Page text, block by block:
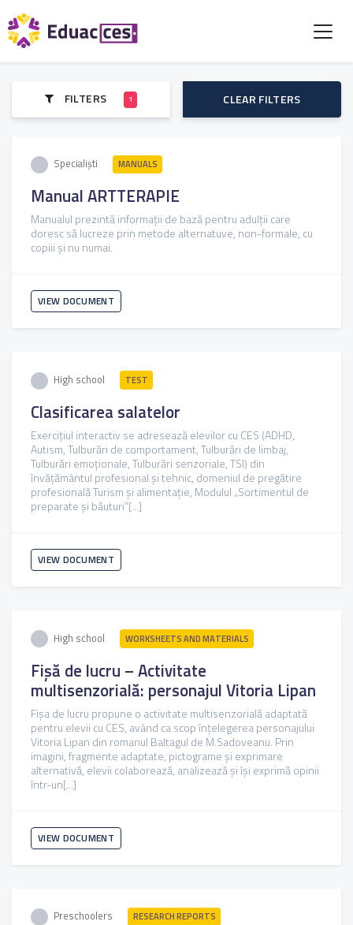
FILTERS 1 CLEAR FILTERS
Specialiști MANUALS
Manual ARTTERAPIE
Manualul prezintă informații de bază pentru adulții care
doresc să lucreze prin metode alternatuve, non-formale, cu
copiii și nu numai.
VIEW DOCUMENT
High school TEST
Clasificarea salatelor
Exercițiul interactiv se adresează elevilor cu CES (ADHD,
Autism, Tulburări de comportament, Tulburări de limbaj,
Tulburări emoționale, Tulburări senzoriale, TSI) din
învățământul profesional și tehnic, domeniul de pregătire
profesională Turism și alimentație, Modulul „Sortimentul de
preparate şi băuturi”[...]
VIEW DOCUMENT
High school WORKSHEETS AND MATERIALS
Fișă de lucru – Activitate
multisenzorială: personajul Vitoria Lipan
Fișa de lucru propune o activitate multisenzorială adaptată
pentru elevii cu CES, având ca scop înțelegerea personajului
Vitoria Lipan din romanul Baltagul de M.Sadoveanu. Prin
imagini, fragmente adaptate, pictograme și exprimare
alternativă, elevii colaborează, analizează și își exprimă opinii
într-un[...]
VIEW DOCUMENT
Preschoolers RESEARCH REPORTS